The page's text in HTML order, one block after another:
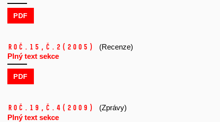
PDF
Roč.15, č.2 (2005)
(Recenze)
Plný text sekce
PDF
Roč.19, č.4 (2009)
(Zprávy)
Plný text sekce